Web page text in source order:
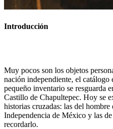
Introducción
Muy pocos son los objetos
nación independiente, el catálogo
pequeño inventario se resguarda
Castillo de Chapultepec. Hoy se
historias cruzadas: las del
Independencia de México y las
recordarlo.